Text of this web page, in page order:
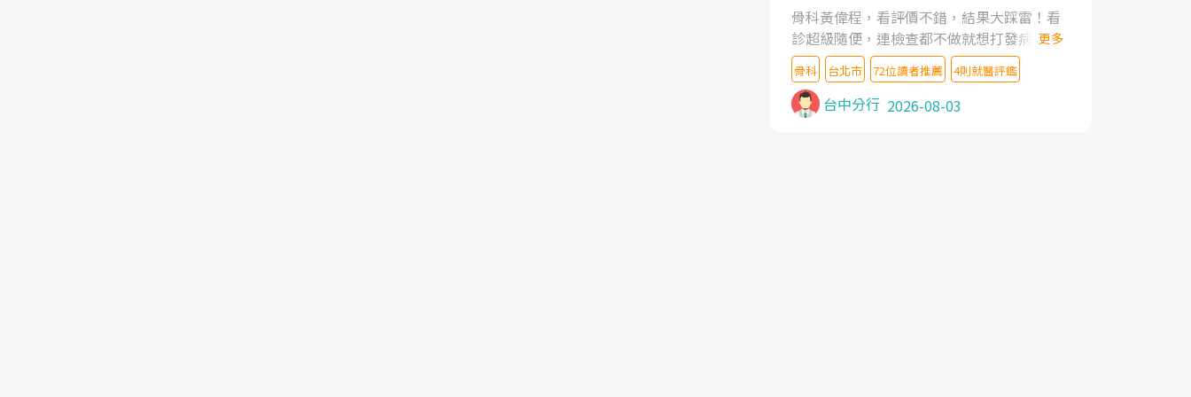
家,上網搜尋杜主任相關文章新聞跟網路評價
之後,下定決心飛回台北找杜醫師診治. 杜主
任的乾針跟增生治療真的很厲害,第一次乾針
就覺得整個肩頸鬆開,回家特別好睡,經過幾次
治療,長年頑疾已經好了大半,杜主任除了打針
超厲害,還會一直交代要改善姿勢跟好好做運
骨科黃偉程，看評價不錯，結果大踩雷！看
診超級隨便，連檢查都不做就想打發病人，
還好大的官威 ... 想詢問病情還被陰陽怪氣嘲
諷一番。可能好評帶來的大頭症，變得自負
不尊重病人。醫術也不行，畢竟連檢查都懶
得做，治療會有用才怪。大家避雷吧！
更多
骨科 台北市 72位讀者推薦 4則就醫評鑑
台中分行 2026-08-03